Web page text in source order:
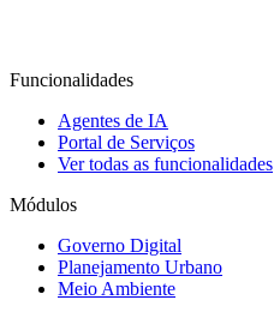
Funcionalidades
Agentes de IA
Portal de Serviços
Ver todas as funcionalidades
Módulos
Governo Digital
Planejamento Urbano
Meio Ambiente